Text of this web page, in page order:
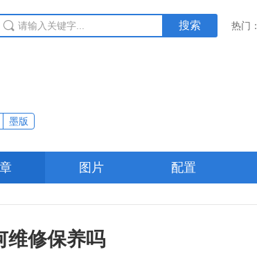
搜索 热门：
墨版
图片 配置
维修保养吗